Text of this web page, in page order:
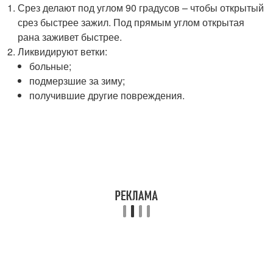
Срез делают под углом 90 градусов – чтобы открытый
срез быстрее зажил. Под прямым углом открытая
рана заживет быстрее.
Ликвидируют ветки:
больные;
подмерзшие за зиму;
получившие другие повреждения.